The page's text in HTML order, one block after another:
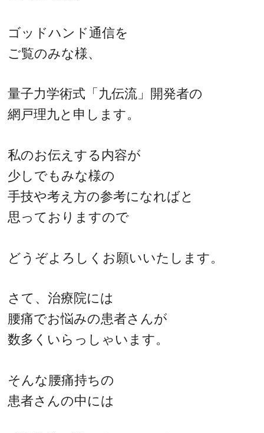
ゴッドハンド通信を
ご覧のみな様、
量子力学術式「九伝流」開発者の
網戸理九と申します。
私のお伝えする内容が
少しでもみな様の
手技や考え方の参考になればと
思っておりますので
どうぞよろしくお願いいたします。
さて、治療院には
腰痛でお悩みの患者さんが
数多くいらっしゃいます。
そんな腰痛持ちの
患者さんの中には